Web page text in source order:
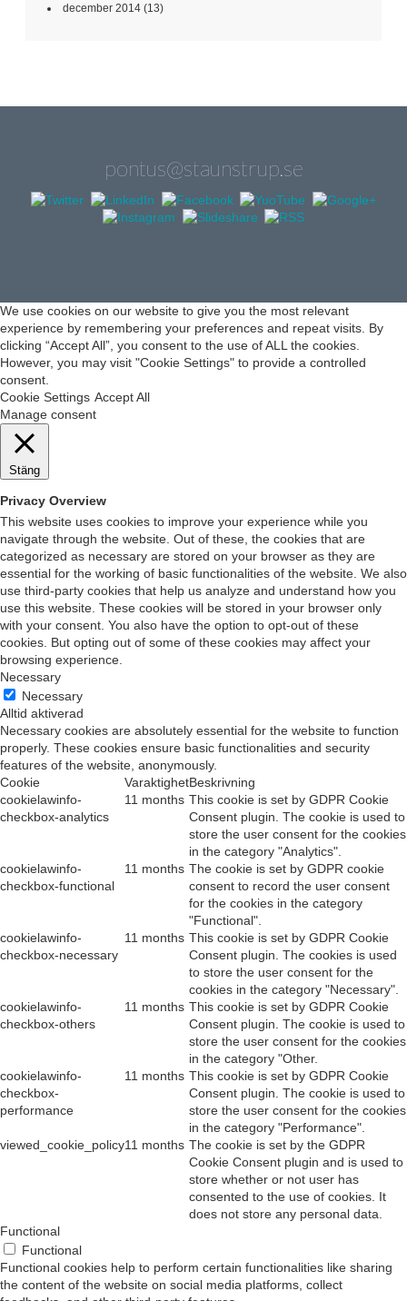
december 2014 (13)
pontus@staunstrup.se
We use cookies on our website to give you the most relevant
experience by remembering your preferences and repeat visits. By
clicking “Accept All”, you consent to the use of ALL the cookies.
However, you may visit "Cookie Settings" to provide a controlled
consent.
Cookie Settings Accept All
Manage consent
Stäng
Privacy Overview
This website uses cookies to improve your experience while you
navigate through the website. Out of these, the cookies that are
categorized as necessary are stored on your browser as they are
essential for the working of basic functionalities of the website. We also
use third-party cookies that help us analyze and understand how you
use this website. These cookies will be stored in your browser only
with your consent. You also have the option to opt-out of these
cookies. But opting out of some of these cookies may affect your
browsing experience.
Necessary
Necessary
Alltid aktiverad
Necessary cookies are absolutely essential for the website to function
properly. These cookies ensure basic functionalities and security
features of the website, anonymously.
Cookie
VaraktighetBeskrivning
cookielawinfo-
checkbox-analytics
11 months This cookie is set by GDPR Cookie
Consent plugin. The cookie is used to
store the user consent for the cookies
in the category "Analytics".
cookielawinfo-
checkbox-functional
11 months The cookie is set by GDPR cookie
consent to record the user consent
for the cookies in the category
"Functional".
cookielawinfo-
checkbox-necessary
11 months This cookie is set by GDPR Cookie
Consent plugin. The cookies is used
to store the user consent for the
cookies in the category "Necessary".
cookielawinfo-
checkbox-others
11 months This cookie is set by GDPR Cookie
Consent plugin. The cookie is used to
store the user consent for the cookies
in the category "Other.
cookielawinfo-
checkbox-
performance
11 months This cookie is set by GDPR Cookie
Consent plugin. The cookie is used to
store the user consent for the cookies
in the category "Performance".
viewed_cookie_policy11 months The cookie is set by the GDPR
Cookie Consent plugin and is used to
store whether or not user has
consented to the use of cookies. It
does not store any personal data.
Functional
Functional
Functional cookies help to perform certain functionalities like sharing
the content of the website on social media platforms, collect